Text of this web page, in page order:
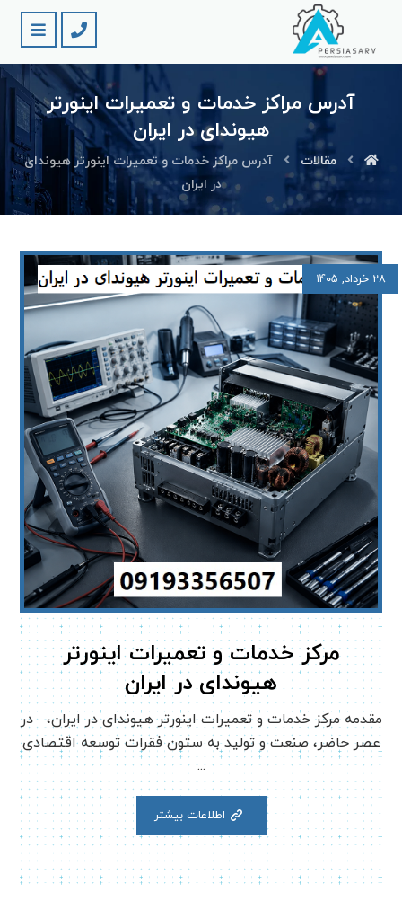
آدرس مراکز خدمات و تعمیرات اینورتر
هیوندای در ایران
مقالات
آدرس مراکز خدمات و تعمیرات اینورتر هیوندای
در ایران
مرکز خدمات و تعمیرات اینورتر
هیوندای در ایران
۲۸ خرداد, ۱۴۰۵
مقدمه مرکز خدمات و تعمیرات اینورتر هیوندای در ایران، در
عصر حاضر، صنعت و تولید به ستون فقرات توسعه اقتصادی
...
اطلاعات بیشتر